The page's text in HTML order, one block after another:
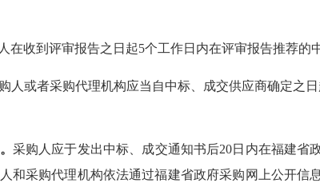
在收到评审报告之日起5个工作日内在评审报告推荐的
人或者采购代理机构应当自中标、成交供应商确定之
采购人应于发出中标、成交通知书后20日内在福建省
和采购代理机构依法通过福建省政府采购网上公开信